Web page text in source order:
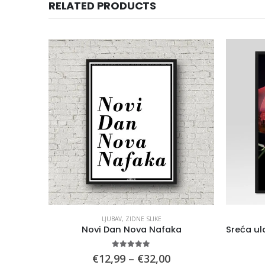
RELATED PRODUCTS
LJUBAV, ZIDNE SLIKE
Novi Dan Nova Nafaka
€12,99 – €32,00Price